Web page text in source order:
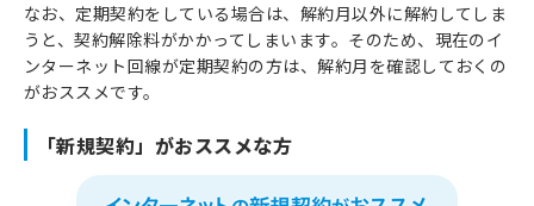
なお、定期契約をしている場合は、解約月以外に解約してしま
うと、契約解除料がかかってしまいます。そのため、現在のイ
ンターネット回線が定期契約の方は、解約月を確認しておくの
がおススメです。
「新規契約」がおススメな方